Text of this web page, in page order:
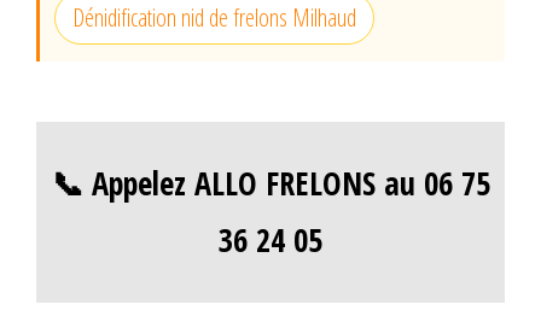
Dénidification nid de frelons Milhaud
📞 Appelez ALLO FRELONS au 06 75
36 24 05